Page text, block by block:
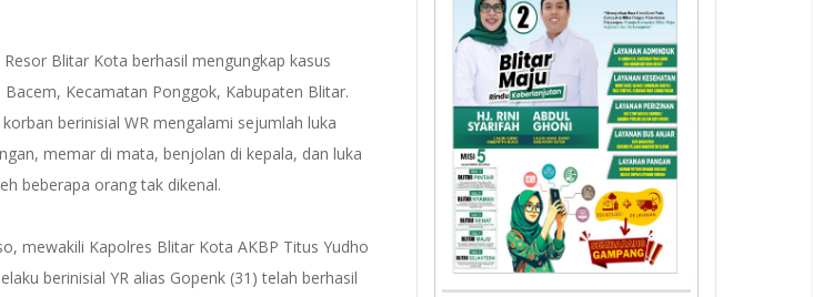
Resor Blitar Kota berhasil mengungkap kasus
Kecamatan Ponggok, Kabupaten Blitar.
berinisial WR mengalami sejumlah luka
memar di mata, benjolan di kepala, dan luka
beberapa orang tak dikenal.
mewakili Kapolres Blitar Kota AKBP Titus Yudho
berinisial YR alias Gopenk (31) telah berhasil